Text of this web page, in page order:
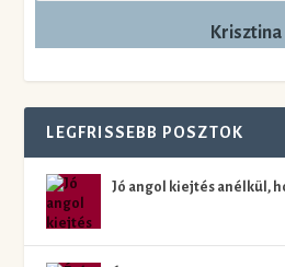
Krisztina
LEGFRISSEBB POSZTOK
Jó angol kiejtés anélkül,